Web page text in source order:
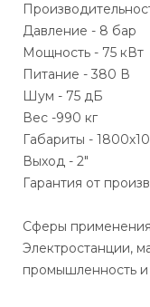
Давление - 8 бар
Мощность - 75 кВт
Питание - 380 В
Шум - 75 дБ
Вес -990 кг
Габариты -
Выход - 2"
Гарантия от
Сферы
Электростанции,
промышленность и